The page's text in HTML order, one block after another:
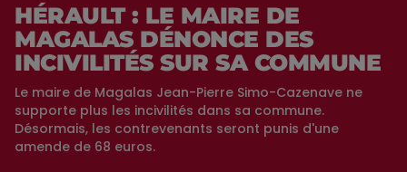
HÉRAULT : LE MAIRE DE
MAGALAS DÉNONCE DES
INCIVILITÉS SUR SA COMMUNE
Le maire de Magalas Jean-Pierre Simo-Cazenave ne
supporte plus les incivilités dans sa commune.
Désormais, les contrevenants seront punis d'une
amende de 68 euros.